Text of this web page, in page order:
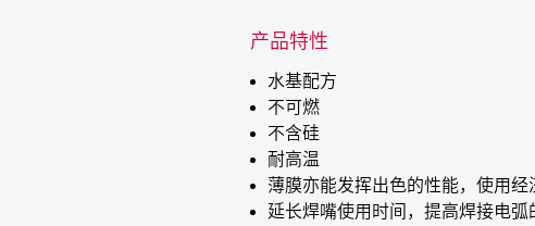
产品特性
水基配方
不可燃
不含硅
耐高温
薄膜亦能发挥出色的性能，使用经
延长焊嘴使用时间，提高焊接电